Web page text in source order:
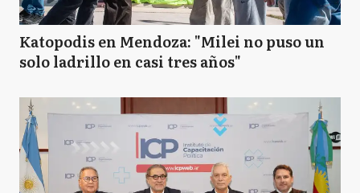
Katopodis en Mendoza: "Milei no puso un
solo ladrillo en casi tres años"